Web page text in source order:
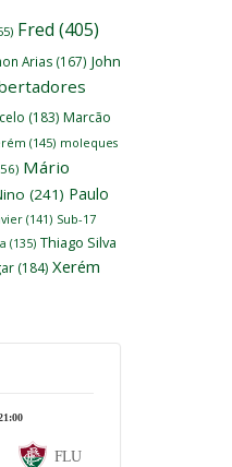
Fred (405)
Arias (167) John
(183) Marcão
(145) moleques
Mário
(241) Paulo
(141) Sub-17
(135) Thiago Silva
(184) Xerém
FLU